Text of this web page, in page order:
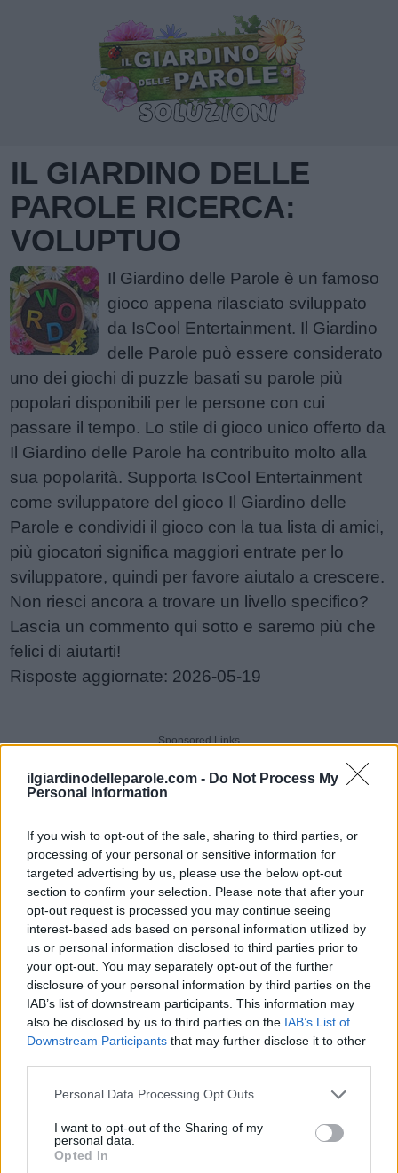
ilgiardinodelleparole.com - Do Not Process My
Personal Information
If you wish to opt-out of the sale, sharing to third parties, or
processing of your personal or sensitive information for
targeted advertising by us, please use the below opt-out
section to confirm your selection. Please note that after your
opt-out request is processed you may continue seeing
interest-based ads based on personal information utilized by
us or personal information disclosed to third parties prior to
your opt-out. You may separately opt-out of the further
disclosure of your personal information by third parties on the
IAB’s list of downstream participants. This information may
also be disclosed by us to third parties on the IAB’s List of
Downstream Participants that may further disclose it to other
Personal Data Processing Opt Outs
I want to opt-out of the Sharing of my
personal data.
Opted In
IL GIARDINO DELLE
PAROLE RICERCA:
VOLUPTUO
Il Giardino delle Parole è un famoso
gioco appena rilasciato sviluppato
da IsCool Entertainment. Il Giardino
delle Parole può essere considerato
uno dei giochi di puzzle basati su parole più
popolari disponibili per le persone con cui
passare il tempo. Lo stile di gioco unico offerto da
Il Giardino delle Parole ha contribuito molto alla
sua popolarità. Supporta IsCool Entertainment
come sviluppatore del gioco Il Giardino delle
Parole e condividi il gioco con la tua lista di amici,
più giocatori significa maggiori entrate per lo
sviluppatore, quindi per favore aiutalo a crescere.
Non riesci ancora a trovare un livello specifico?
Lascia un commento qui sotto e saremo più che
felici di aiutarti!
Risposte aggiornate: 2026-05-19
Sponsored Links
Inserisci
lettere
Ricerca
Siamo spiacenti, non abbiamo trovato il tuo